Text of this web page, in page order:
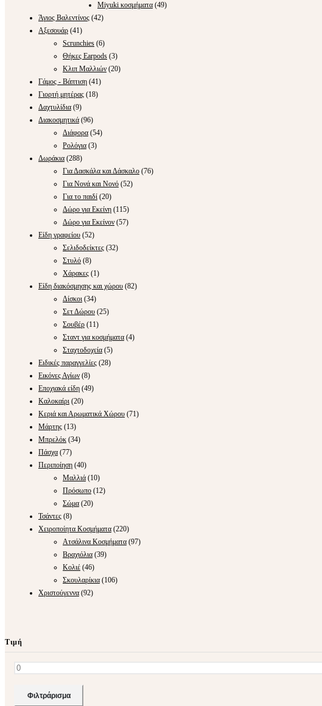
Miyuki κοσμήματα (49)
Άγιος Βαλεντίνος (42)
Αξεσουάρ (41)
Scrunchies (6)
Θήκες Earpods (3)
Κλιπ Μαλλιών (20)
Γάμος - Βάπτιση (41)
Γιορτή μητέρας (18)
Δαχτυλίδια (9)
Διακοσμητικά (96)
Διάφορα (54)
Ρολόγια (3)
Δωράκια (288)
Για Δασκάλα και Δάσκαλο (76)
Για Νονά και Νονό (52)
Για το παιδί (20)
Δώρο για Εκείνη (115)
Δώρο για Εκείνον (57)
Είδη γραφείου (52)
Σελιδοδείκτες (32)
Στυλό (8)
Χάρακες (1)
Είδη διακόσμησης και χώρου (82)
Δίσκοι (34)
Σετ Δώρου (25)
Σουβέρ (11)
Σταντ για κοσμήματα (4)
Σταχτοδοχεία (5)
Ειδικές παραγγελίες (28)
Εικόνες Αγίων (8)
Εποχιακά είδη (49)
Καλοκαίρι (20)
Κεριά και Αρωματικά Χώρου (71)
Μάρτης (13)
Μπρελόκ (34)
Πάσχα (77)
Περιποίηση (40)
Μαλλιά (10)
Πρόσωπο (12)
Σώμα (20)
Τσάντες (8)
Χειροποίητα Κοσμήματα (220)
Ατσάλινα Κοσμήματα (97)
Βραχιόλια (39)
Κολιέ (46)
Σκουλαρίκια (106)
Χριστούγεννα (92)
Τιμή
Ελάχιστη
Μέγιστη
Φιλτράρισμα